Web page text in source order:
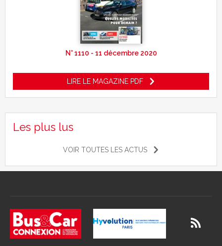
N° 1110 - 11 décembre 2020
LIRE LE MAGAZINE PDF
Les plus lus
VOIR TOUTES LES ACTUS